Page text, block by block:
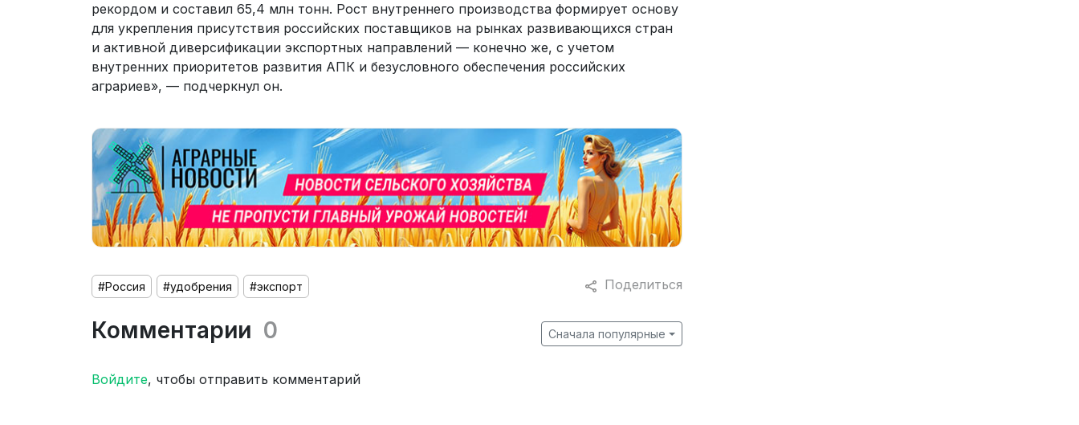
рекордом и составил 65,4 млн тонн. Рост внутреннего производства формирует основу
для укрепления присутствия российских поставщиков на рынках развивающихся стран
и активной диверсификации экспортных направлений — конечно же, с учетом
внутренних приоритетов развития АПК и безусловного обеспечения российских
аграриев», — подчеркнул он.
Поделиться
#Россия #удобрения #экспорт
Комментарии 0 Сначала популярные
Войдите, чтобы отправить комментарий